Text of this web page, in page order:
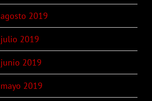
agosto 2019
julio 2019
junio 2019
mayo 2019